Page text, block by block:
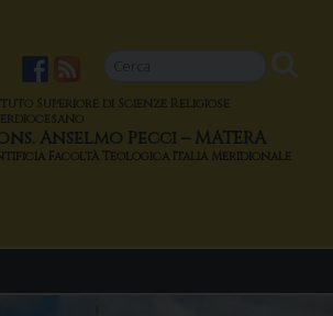
Superiore di Scienze Religiose
Anselmo Pecci – MATERA